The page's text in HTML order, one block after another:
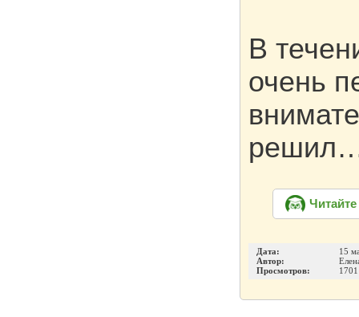
В
очень
Дата:
15
Автор:
Просмотров:
1701